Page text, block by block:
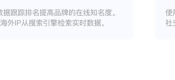
跟踪排名提高品牌的在线知名度。
外IP从搜索引擎检索实时数据。
使
社